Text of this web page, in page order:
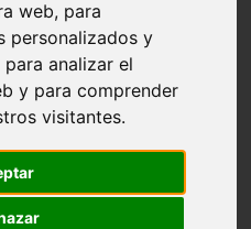
web, para
personalizados y
analizar el
y para comprender
visitantes.